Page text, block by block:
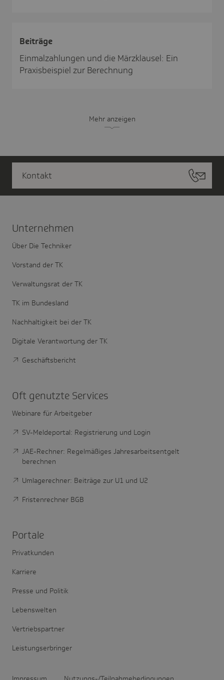
Beiträge
Einmalzahlungen und die Märzklausel: Ein
Praxisbeispiel zur Berechnung
Mehr anzeigen
Kontakt
Unter­nehmen
Über Die Techniker
Vorstand der TK
Verwaltungsrat der TK
TK im Bundesland
Nachhaltigkeit bei der TK
Digitale Verantwortung der TK
Geschäftsbericht
Oft genutzte Services
Webinare für Arbeitgeber
SV-Meldeportal: Registrierung und Login
JAE-Rechner: Regelmäßiges Jahresarbeitsentgelt
berechnen
Umlagerechner: Beiträge zur U1 und U2
Fristenrechner BGB
Portale
Privatkunden
Karriere
Presse und Politik
Lebenswelten
Vertriebspartner
Leistungserbringer